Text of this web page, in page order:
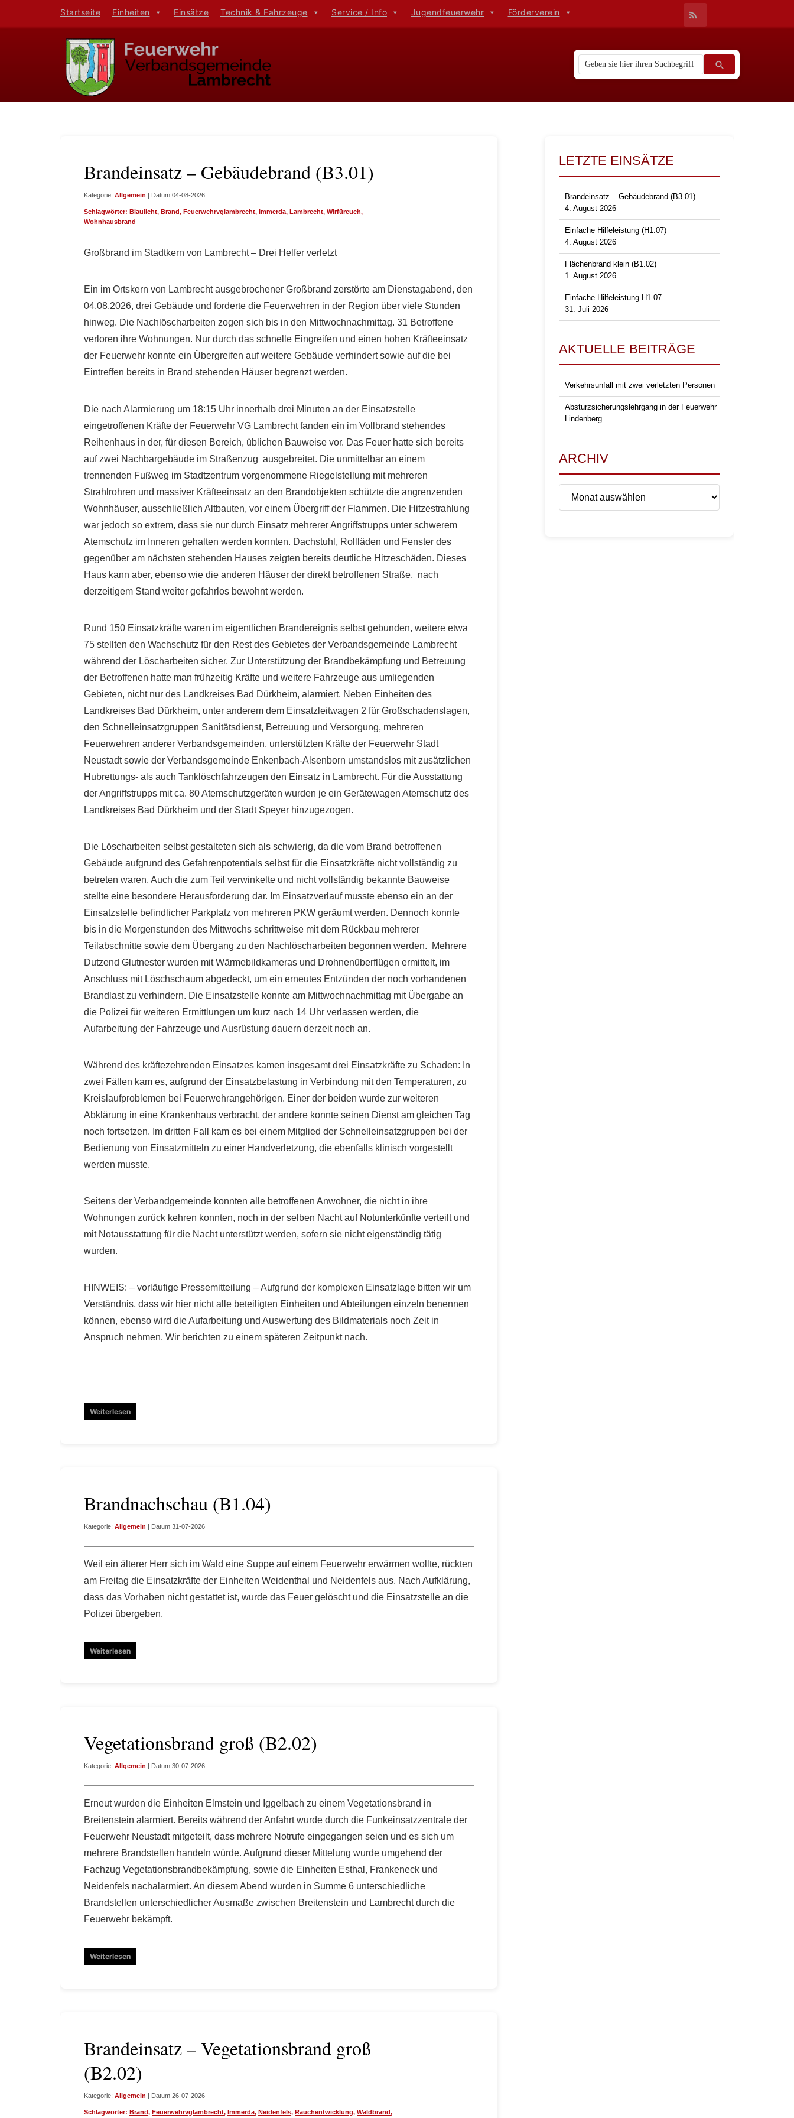
Startseite Einheiten Einsätze Technik & Fahrzeuge Service / Info Jugendfeuerwehr Förderverein
Brandeinsatz – Gebäudebrand (B3.01)
Kategorie: Allgemein | Datum 04-08-2026
Schlagwörter: Blaulicht, Brand, Feuerwehrvglambrecht, Immerda, Lambrecht, Wirfüreuch,
Wohnhausbrand
Großbrand im Stadtkern von Lambrecht – Drei Helfer verletzt
Ein im Ortskern von Lambrecht ausgebrochener Großbrand zerstörte am Dienstagabend, den
04.08.2026, drei Gebäude und forderte die Feuerwehren in der Region über viele Stunden
hinweg. Die Nachlöscharbeiten zogen sich bis in den Mittwochnachmittag. 31 Betroffene
verloren ihre Wohnungen. Nur durch das schnelle Eingreifen und einen hohen Kräfteeinsatz
der Feuerwehr konnte ein Übergreifen auf weitere Gebäude verhindert sowie auf die bei
Eintreffen bereits in Brand stehenden Häuser begrenzt werden.
Die nach Alarmierung um 18:15 Uhr innerhalb drei Minuten an der Einsatzstelle
eingetroffenen Kräfte der Feuerwehr VG Lambrecht fanden ein im Vollbrand stehendes
Reihenhaus in der, für diesen Bereich, üblichen Bauweise vor. Das Feuer hatte sich bereits
auf zwei Nachbargebäude im Straßenzug ausgebreitet. Die unmittelbar an einem
trennenden Fußweg im Stadtzentrum vorgenommene Riegelstellung mit mehreren
Strahlrohren und massiver Kräfteeinsatz an den Brandobjekten schützte die angrenzenden
Wohnhäuser, ausschließlich Altbauten, vor einem Übergriff der Flammen. Die Hitzestrahlung
war jedoch so extrem, dass sie nur durch Einsatz mehrerer Angriffstrupps unter schwerem
Atemschutz im Inneren gehalten werden konnten. Dachstuhl, Rollläden und Fenster des
gegenüber am nächsten stehenden Hauses zeigten bereits deutliche Hitzeschäden. Dieses
Haus kann aber, ebenso wie die anderen Häuser der direkt betroffenen Straße, nach
derzeitigem Stand weiter gefahrlos bewohnt werden.
Rund 150 Einsatzkräfte waren im eigentlichen Brandereignis selbst gebunden, weitere etwa
75 stellten den Wachschutz für den Rest des Gebietes der Verbandsgemeinde Lambrecht
während der Löscharbeiten sicher. Zur Unterstützung der Brandbekämpfung und Betreuung
der Betroffenen hatte man frühzeitig Kräfte und weitere Fahrzeuge aus umliegenden
Gebieten, nicht nur des Landkreises Bad Dürkheim, alarmiert. Neben Einheiten des
Landkreises Bad Dürkheim, unter anderem dem Einsatzleitwagen 2 für Großschadenslagen,
den Schnelleinsatzgruppen Sanitätsdienst, Betreuung und Versorgung, mehreren
Feuerwehren anderer Verbandsgemeinden, unterstützten Kräfte der Feuerwehr Stadt
Neustadt sowie der Verbandsgemeinde Enkenbach-Alsenborn umstandslos mit zusätzlichen
Hubrettungs- als auch Tanklöschfahrzeugen den Einsatz in Lambrecht. Für die Ausstattung
der Angriffstrupps mit ca. 80 Atemschutzgeräten wurden je ein Gerätewagen Atemschutz des
Landkreises Bad Dürkheim und der Stadt Speyer hinzugezogen.
Die Löscharbeiten selbst gestalteten sich als schwierig, da die vom Brand betroffenen
Gebäude aufgrund des Gefahrenpotentials selbst für die Einsatzkräfte nicht vollständig zu
betreten waren. Auch die zum Teil verwinkelte und nicht vollständig bekannte Bauweise
stellte eine besondere Herausforderung dar. Im Einsatzverlauf musste ebenso ein an der
Einsatzstelle befindlicher Parkplatz von mehreren PKW geräumt werden. Dennoch konnte
bis in die Morgenstunden des Mittwochs schrittweise mit dem Rückbau mehrerer
Teilabschnitte sowie dem Übergang zu den Nachlöscharbeiten begonnen werden. Mehrere
Dutzend Glutnester wurden mit Wärmebildkameras und Drohnenüberflügen ermittelt, im
Anschluss mit Löschschaum abgedeckt, um ein erneutes Entzünden der noch vorhandenen
Brandlast zu verhindern. Die Einsatzstelle konnte am Mittwochnachmittag mit Übergabe an
die Polizei für weiteren Ermittlungen um kurz nach 14 Uhr verlassen werden, die
Aufarbeitung der Fahrzeuge und Ausrüstung dauern derzeit noch an.
Während des kräftezehrenden Einsatzes kamen insgesamt drei Einsatzkräfte zu Schaden: In
zwei Fällen kam es, aufgrund der Einsatzbelastung in Verbindung mit den Temperaturen, zu
Kreislaufproblemen bei Feuerwehrangehörigen. Einer der beiden wurde zur weiteren
Abklärung in eine Krankenhaus verbracht, der andere konnte seinen Dienst am gleichen Tag
noch fortsetzen. Im dritten Fall kam es bei einem Mitglied der Schnelleinsatzgruppen bei der
Bedienung von Einsatzmitteln zu einer Handverletzung, die ebenfalls klinisch vorgestellt
werden musste.
Seitens der Verbandgemeinde konnten alle betroffenen Anwohner, die nicht in ihre
Wohnungen zurück kehren konnten, noch in der selben Nacht auf Notunterkünfte verteilt und
mit Notausstattung für die Nacht unterstützt werden, sofern sie nicht eigenständig tätig
wurden.
HINWEIS: – vorläufige Pressemitteilung – Aufgrund der komplexen Einsatzlage bitten wir um
Verständnis, dass wir hier nicht alle beteiligten Einheiten und Abteilungen einzeln benennen
können, ebenso wird die Aufarbeitung und Auswertung des Bildmaterials noch Zeit in
Anspruch nehmen. Wir berichten zu einem späteren Zeitpunkt nach.
Weiterlesen
Brandnachschau (B1.04)
Kategorie: Allgemein | Datum 31-07-2026
Weil ein älterer Herr sich im Wald eine Suppe auf einem Feuerwehr erwärmen wollte, rückten
am Freitag die Einsatzkräfte der Einheiten Weidenthal und Neidenfels aus. Nach Aufklärung,
dass das Vorhaben nicht gestattet ist, wurde das Feuer gelöscht und die Einsatzstelle an die
Polizei übergeben.
Weiterlesen
Vegetationsbrand groß (B2.02)
Kategorie: Allgemein | Datum 30-07-2026
Erneut wurden die Einheiten Elmstein und Iggelbach zu einem Vegetationsbrand in
Breitenstein alarmiert. Bereits während der Anfahrt wurde durch die Funkeinsatzzentrale der
Feuerwehr Neustadt mitgeteilt, dass mehrere Notrufe eingegangen seien und es sich um
mehrere Brandstellen handeln würde. Aufgrund dieser Mittelung wurde umgehend der
Fachzug Vegetationsbrandbekämpfung, sowie die Einheiten Esthal, Frankeneck und
Neidenfels nachalarmiert. An diesem Abend wurden in Summe 6 unterschiedliche
Brandstellen unterschiedlicher Ausmaße zwischen Breitenstein und Lambrecht durch die
Feuerwehr bekämpft.
Weiterlesen
Brandeinsatz – Vegetationsbrand groß
(B2.02)
Kategorie: Allgemein | Datum 26-07-2026
Schlagwörter: Brand, Feuerwehrvglambrecht, Immerda, Neidenfels, Rauchentwicklung, Waldbrand,
LETZTE EINSÄTZE
Brandeinsatz – Gebäudebrand (B3.01)
4. August 2026
Einfache Hilfeleistung (H1.07)
4. August 2026
Flächenbrand klein (B1.02)
1. August 2026
Einfache Hilfeleistung H1.07
31. Juli 2026
AKTUELLE BEITRÄGE
Verkehrsunfall mit zwei verletzten Personen
Absturzsicherungslehrgang in der Feuerwehr
Lindenberg
ARCHIV